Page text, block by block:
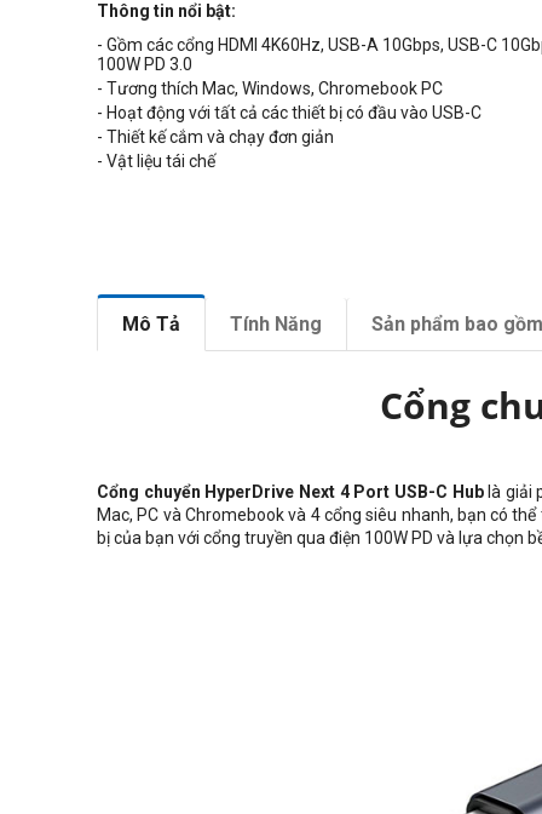
Thông tin nổi bật:
- Gồm các cổng HDMI 4K60Hz, USB-A 10Gbps, USB-C
100W PD 3.0
- Tương thích Mac, Windows, Chromebook PC
- Hoạt động với tất cả các thiết bị có đầu vào USB-C
- Thiết kế cắm và chạy đơn giản
- Vật liệu tái chế
Mô Tả Tính Năng Sản phẩm bao gồm
Cổng
Cổng chuyển HyperDrive Next 4 Port USB-C Hublà giải
Mac, PC và Chromebook và 4 cổng siêu nhanh, bạn có
bị của bạn với cổng truyền qua điện 100W PD và lựa chọn